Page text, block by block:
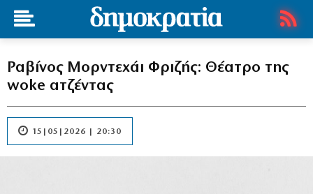
Ραβίνος Μορντεχάι Φριζής: Θέατρο της
woke ατζέντας
15|05|2026 | 20:30